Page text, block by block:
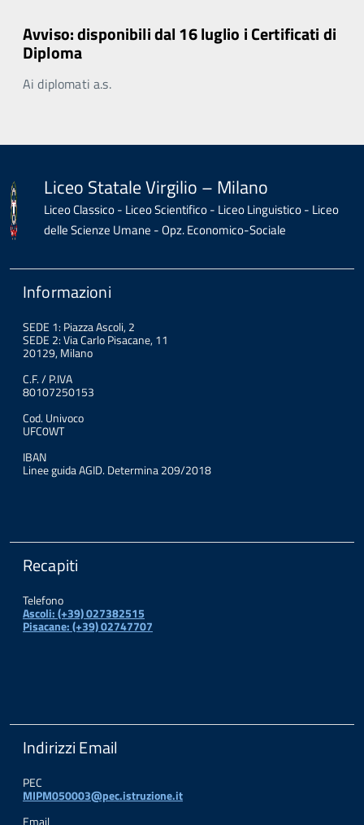
Avviso: disponibili dal 16 luglio i Certificati di
Diploma
Ai diplomati a.s.
Liceo Statale Virgilio – Milano
Liceo Classico - Liceo Scientifico - Liceo Linguistico - Liceo
delle Scienze Umane - Opz. Economico-Sociale
Informazioni
SEDE 1: Piazza Ascoli, 2
SEDE 2: Via Carlo Pisacane, 11
20129, Milano
C.F. / P.IVA
80107250153
Cod. Univoco
UFC0WT
IBAN
Linee guida AGID. Determina 209/2018
Recapiti
Telefono
Ascoli: (+39) 027382515
Pisacane: (+39) 02747707
Indirizzi Email
PEC
MIPM050003@pec.istruzione.it
Email